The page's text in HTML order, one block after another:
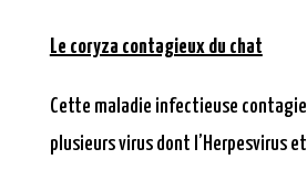
Le coryza contagieux du chat
Cette maladie infectieuse
plusieurs virus dont l’Herpesvirus